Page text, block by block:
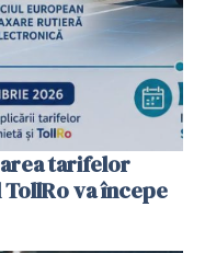
tarifelor
va începe